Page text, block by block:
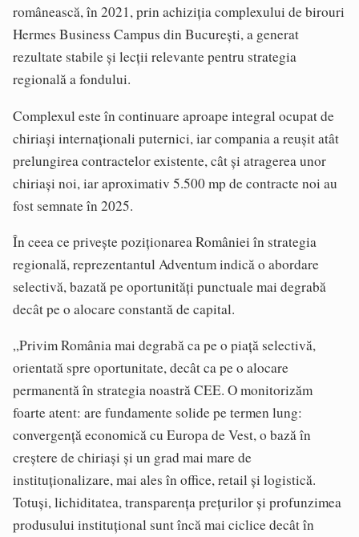
românească, în 2021, prin achiziția complexului de birouri
Hermes Business Campus din București, a generat
rezultate stabile și lecții relevante pentru strategia
regională a fondului.
Complexul este în continuare aproape integral ocupat de
chiriași internaționali puternici, iar compania a reușit atât
prelungirea contractelor existente, cât și atragerea unor
chiriași noi, iar aproximativ 5.500 mp de contracte noi au
fost semnate în 2025.
În ceea ce privește poziționarea României în strategia
regională, reprezentantul Adventum indică o abordare
selectivă, bazată pe oportunități punctuale mai degrabă
decât pe o alocare constantă de capital.
„Privim România mai degrabă ca pe o piață selectivă,
orientată spre oportunitate, decât ca pe o alocare
permanentă în strategia noastră CEE. O monitorizăm
foarte atent: are fundamente solide pe termen lung:
convergență economică cu Europa de Vest, o bază în
creștere de chiriași și un grad mai mare de
instituționalizare, mai ales în office, retail și logistică.
Totuși, lichiditatea, transparența prețurilor și profunzimea
produsului instituțional sunt încă mai ciclice decât în